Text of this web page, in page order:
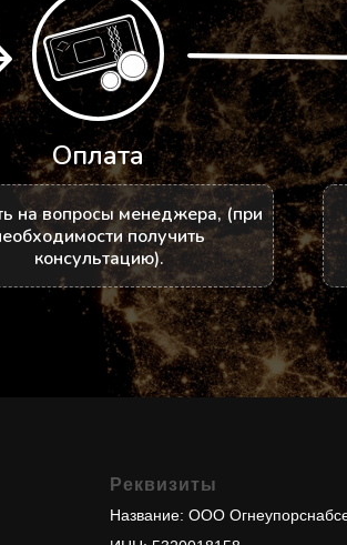
Оплата
на вопросы менеджера, (при
получить
консультацию).
Реквизиты
Название: ООО